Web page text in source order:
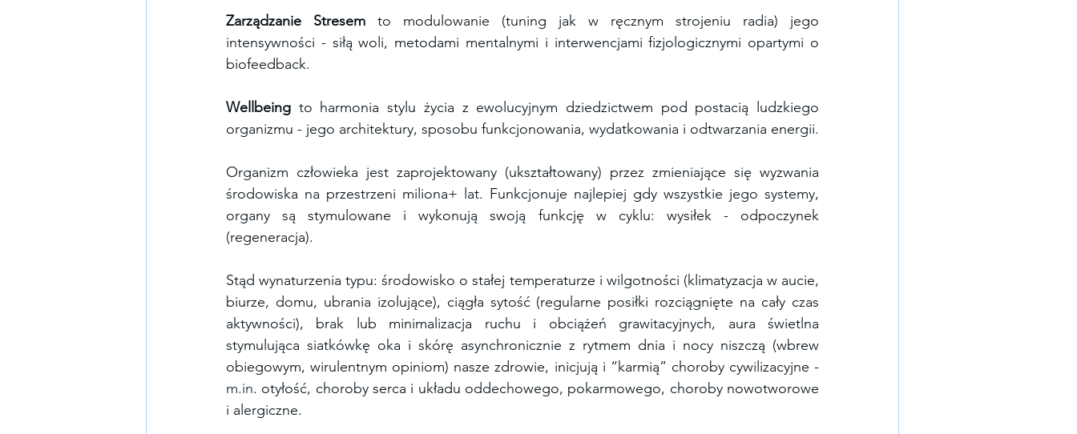
Zarządzanie Stresem to modulowanie (tuning jak w ręcznym strojeniu radia) jego
intensywności - siłą woli, metodami mentalnymi i interwencjami fizjologicznymi opartymi o
biofeedback.
Wellbeing to harmonia stylu życia z ewolucyjnym dziedzictwem pod postacią ludzkiego
organizmu - jego architektury, sposobu funkcjonowania, wydatkowania i odtwarzania energii.
Organizm człowieka jest zaprojektowany (ukształtowany) przez zmieniające się wyzwania
środowiska na przestrzeni miliona+ lat. Funkcjonuje najlepiej gdy wszystkie jego systemy,
organy są stymulowane i wykonują swoją funkcję w cyklu: wysiłek - odpoczynek
(regeneracja).
Stąd wynaturzenia typu: środowisko o stałej temperaturze i wilgotności (klimatyzacja w aucie,
biurze, domu, ubrania izolujące), ciągła sytość (regularne posiłki rozciągnięte na cały czas
aktywności), brak lub minimalizacja ruchu i obciążeń grawitacyjnych, aura świetlna
stymulująca siatkówkę oka i skórę asynchronicznie z rytmem dnia i nocy niszczą (wbrew
m.in. otyłość, choroby serca i układu oddechowego, pokarmowego, choroby nowotworowe
i alergiczne.